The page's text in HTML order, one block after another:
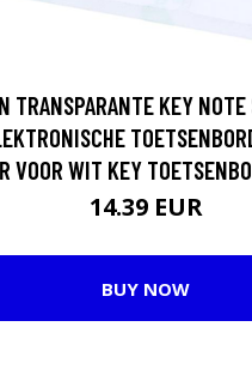
TRANSPARANTE KEY NOTE
VOOR WIT KEY
14.39 EUR
BUY NOW